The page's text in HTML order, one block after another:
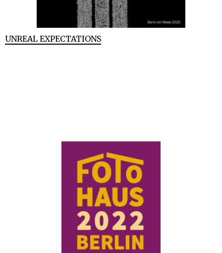
UNREAL EXPECTATIONS